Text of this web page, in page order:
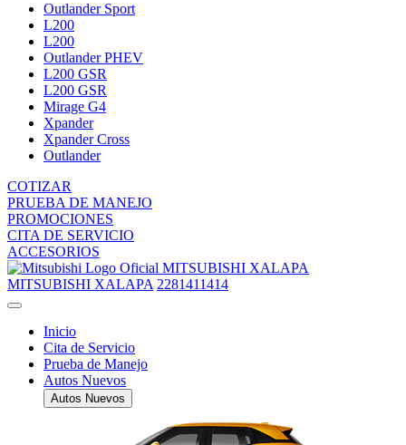
Outlander Sport
L200
L200
Outlander PHEV
L200 GSR
L200 GSR
Mirage G4
Xpander
Xpander Cross
Outlander
COTIZAR
PRUEBA DE MANEJO
PROMOCIONES
CITA DE SERVICIO
ACCESORIOS
MITSUBISHI XALAPA
MITSUBISHI XALAPA 2281411414
Inicio
Cita de Servicio
Prueba de Manejo
Autos Nuevos
Autos Nuevos